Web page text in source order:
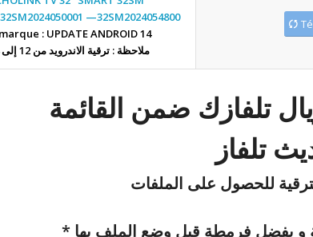
—32SM2024054800
: UPDATE ANDROID 14
ملاحظة : ترقية الاندرويد من 12 إلى 14
تلفازك ضمن القائمة
للحصول على الملفات
و يفضل فرمطة قبل وضع الملف بها